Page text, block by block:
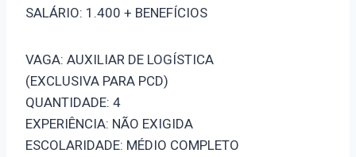
SALÁRIO: 1.400 + BENEFÍCIOS
VAGA: AUXILIAR DE LOGÍSTICA
(EXCLUSIVA PARA PCD)
QUANTIDADE: 4
EXPERIÊNCIA: NÃO EXIGIDA
ESCOLARIDADE: MÉDIO COMPLETO